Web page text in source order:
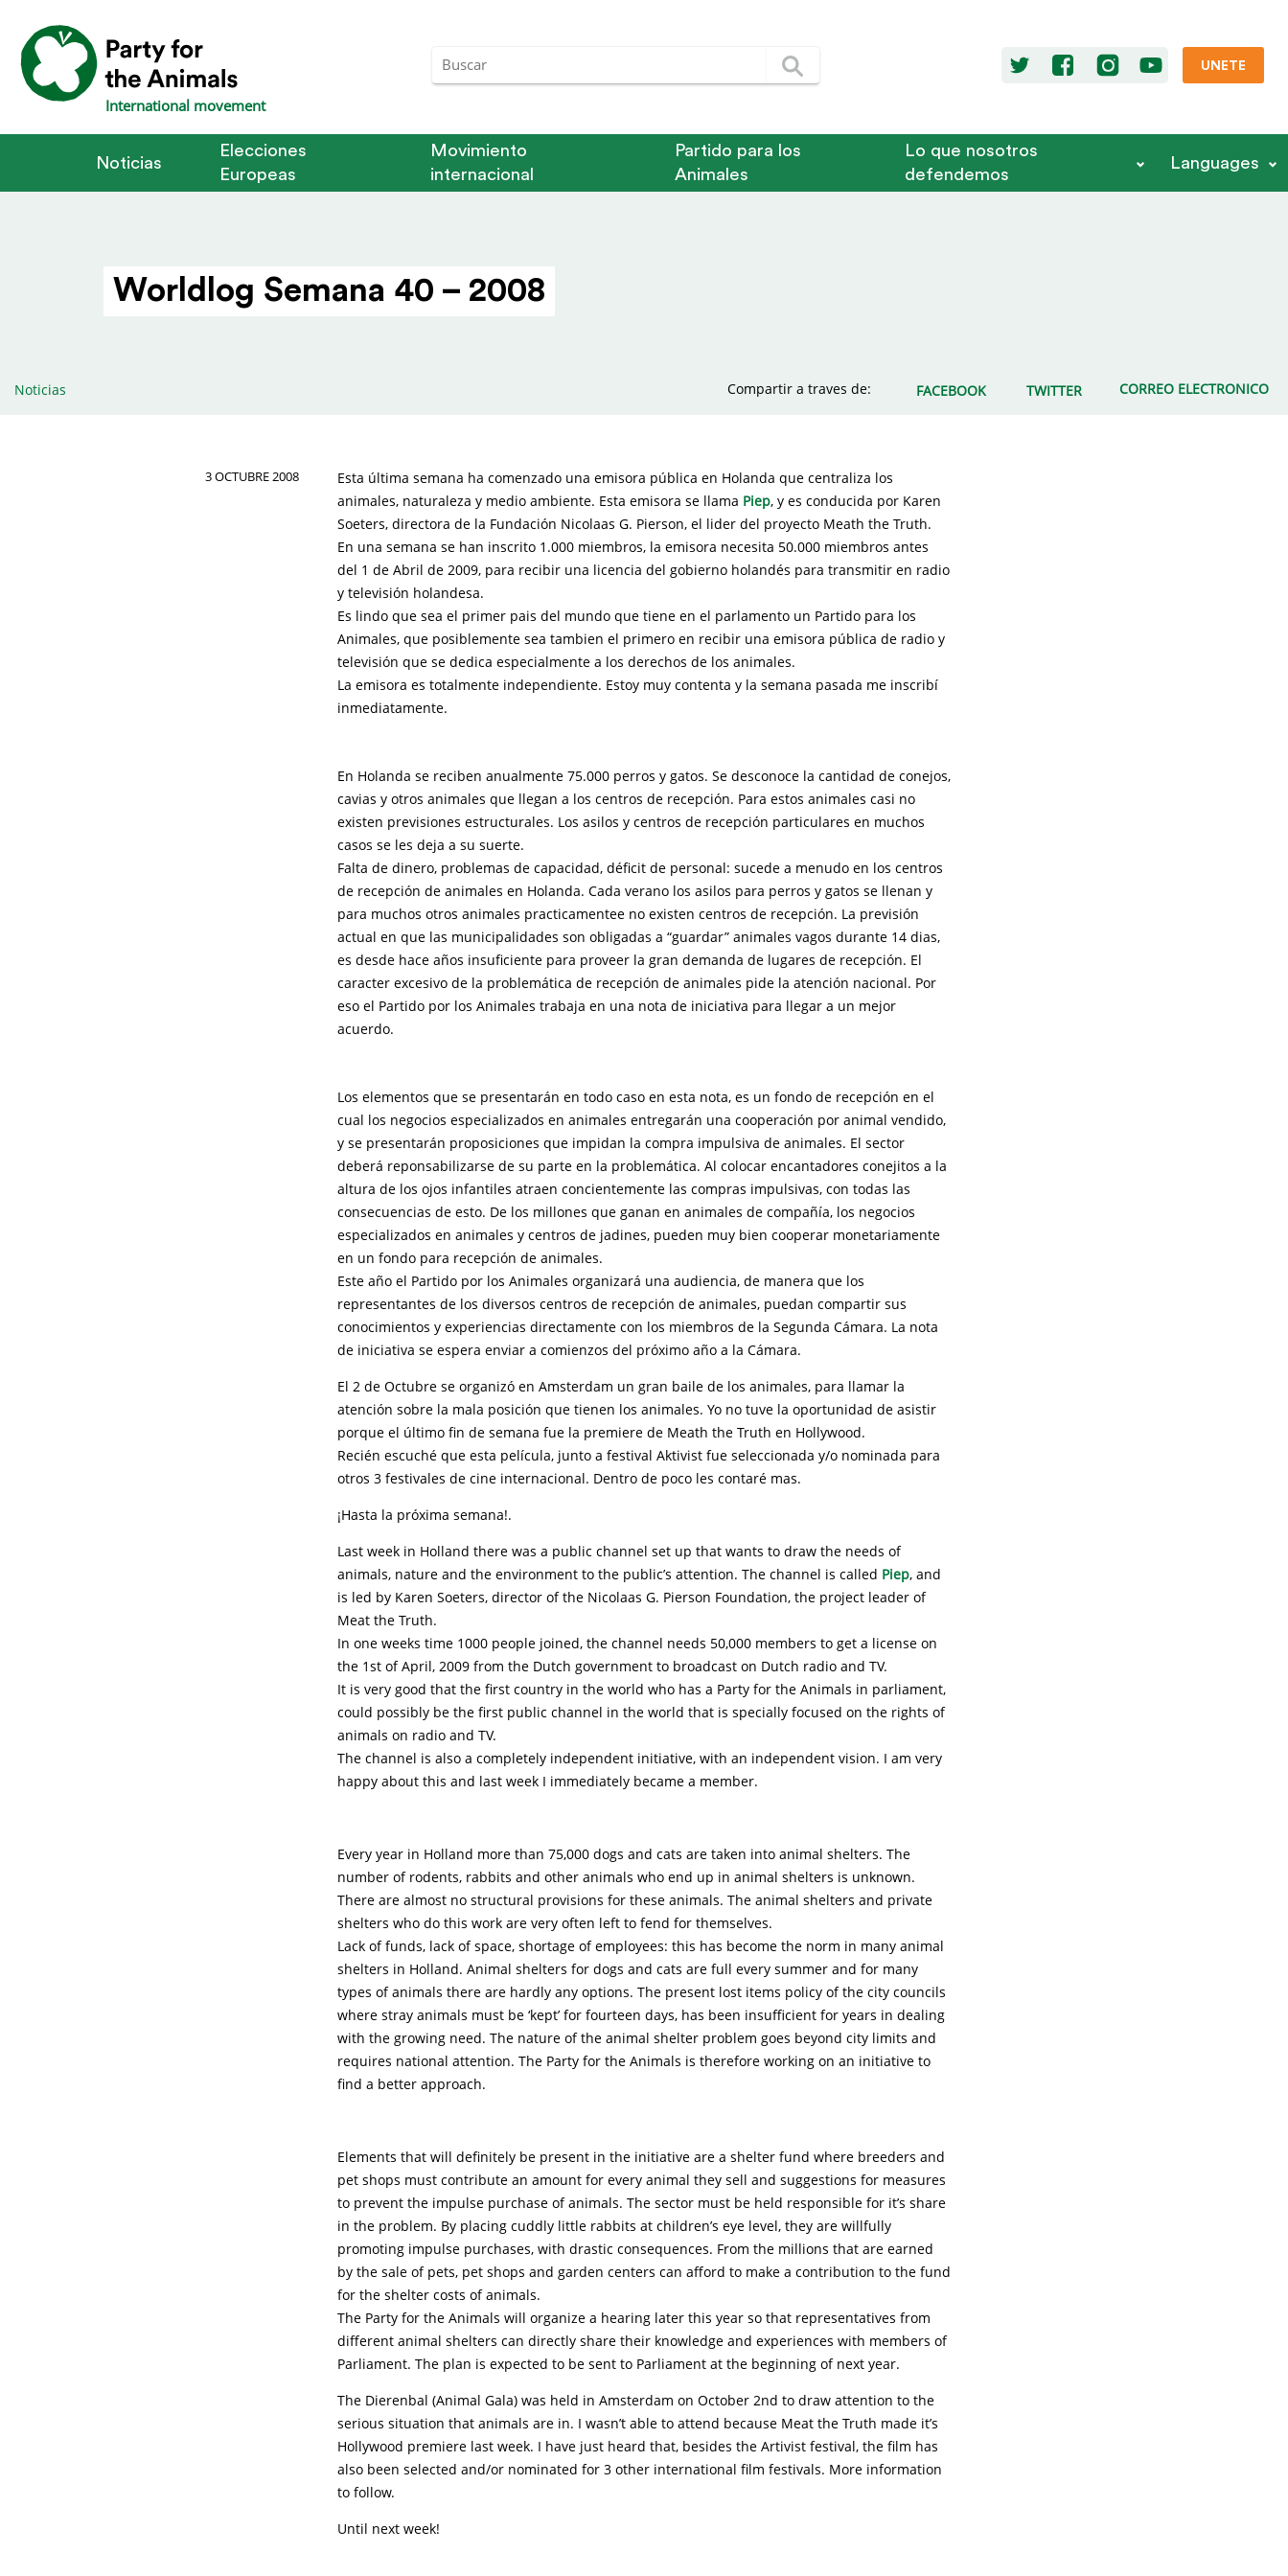
International movement
UNETE
Noticias
Elecciones
Europeas
Movimiento
internacional
Partido para los
Animales
Lo que nosotros
defendemos
Languages
Worldlog Semana 40 – 2008
Noticias Compartir a traves de: FACEBOOK TWITTER CORREO ELECTRONICO
3 OCTUBRE 2008
Esta última semana ha comenzado una emisora pública en Holanda que centraliza los
animales, naturaleza y medio ambiente. Esta emisora se llama Piep, y es conducida por Karen
Soeters, directora de la Fundación Nicolaas G. Pierson, el lider del proyecto Meath the Truth.
En una semana se han inscrito 1.000 miembros, la emisora necesita 50.000 miembros antes
del 1 de Abril de 2009, para recibir una licencia del gobierno holandés para transmitir en radio
y televisión holandesa.
Es lindo que sea el primer pais del mundo que tiene en el parlamento un Partido para los
Animales, que posiblemente sea tambien el primero en recibir una emisora pública de radio y
televisión que se dedica especialmente a los derechos de los animales.
La emisora es totalmente independiente. Estoy muy contenta y la semana pasada me inscribí
inmediatamente.
En Holanda se reciben anualmente 75.000 perros y gatos. Se desconoce la cantidad de conejos,
cavias y otros animales que llegan a los centros de recepción. Para estos animales casi no
existen previsiones estructurales. Los asilos y centros de recepción particulares en muchos
casos se les deja a su suerte.
Falta de dinero, problemas de capacidad, déficit de personal: sucede a menudo en los centros
de recepción de animales en Holanda. Cada verano los asilos para perros y gatos se llenan y
para muchos otros animales practicamentee no existen centros de recepción. La previsión
actual en que las municipalidades son obligadas a “guardar” animales vagos durante 14 dias,
es desde hace años insuficiente para proveer la gran demanda de lugares de recepción. El
caracter excesivo de la problemática de recepción de animales pide la atención nacional. Por
eso el Partido por los Animales trabaja en una nota de iniciativa para llegar a un mejor
acuerdo.
Los elementos que se presentarán en todo caso en esta nota, es un fondo de recepción en el
cual los negocios especializados en animales entregarán una cooperación por animal vendido,
y se presentarán proposiciones que impidan la compra impulsiva de animales. El sector
deberá reponsabilizarse de su parte en la problemática. Al colocar encantadores conejitos a la
altura de los ojos infantiles atraen concientemente las compras impulsivas, con todas las
consecuencias de esto. De los millones que ganan en animales de compañía, los negocios
especializados en animales y centros de jadines, pueden muy bien cooperar monetariamente
en un fondo para recepción de animales.
Este año el Partido por los Animales organizará una audiencia, de manera que los
representantes de los diversos centros de recepción de animales, puedan compartir sus
conocimientos y experiencias directamente con los miembros de la Segunda Cámara. La nota
de iniciativa se espera enviar a comienzos del próximo año a la Cámara.
El 2 de Octubre se organizó en Amsterdam un gran baile de los animales, para llamar la
atención sobre la mala posición que tienen los animales. Yo no tuve la oportunidad de asistir
porque el último fin de semana fue la premiere de Meath the Truth en Hollywood.
Recién escuché que esta película, junto a festival Aktivist fue seleccionada y/o nominada para
otros 3 festivales de cine internacional. Dentro de poco les contaré mas.
¡Hasta la próxima semana!.
Last week in Holland there was a public channel set up that wants to draw the needs of
animals, nature and the environment to the public’s attention. The channel is called Piep, and
is led by Karen Soeters, director of the Nicolaas G. Pierson Foundation, the project leader of
Meat the Truth.
In one weeks time 1000 people joined, the channel needs 50,000 members to get a license on
the 1st of April, 2009 from the Dutch government to broadcast on Dutch radio and TV.
It is very good that the first country in the world who has a Party for the Animals in parliament,
could possibly be the first public channel in the world that is specially focused on the rights of
animals on radio and TV.
The channel is also a completely independent initiative, with an independent vision. I am very
happy about this and last week I immediately became a member.
Every year in Holland more than 75,000 dogs and cats are taken into animal shelters. The
number of rodents, rabbits and other animals who end up in animal shelters is unknown.
There are almost no structural provisions for these animals. The animal shelters and private
shelters who do this work are very often left to fend for themselves.
Lack of funds, lack of space, shortage of employees: this has become the norm in many animal
shelters in Holland. Animal shelters for dogs and cats are full every summer and for many
types of animals there are hardly any options. The present lost items policy of the city councils
where stray animals must be ‘kept’ for fourteen days, has been insufficient for years in dealing
with the growing need. The nature of the animal shelter problem goes beyond city limits and
requires national attention. The Party for the Animals is therefore working on an initiative to
find a better approach.
Elements that will definitely be present in the initiative are a shelter fund where breeders and
pet shops must contribute an amount for every animal they sell and suggestions for measures
to prevent the impulse purchase of animals. The sector must be held responsible for it’s share
in the problem. By placing cuddly little rabbits at children’s eye level, they are willfully
promoting impulse purchases, with drastic consequences. From the millions that are earned
by the sale of pets, pet shops and garden centers can afford to make a contribution to the fund
for the shelter costs of animals.
The Party for the Animals will organize a hearing later this year so that representatives from
different animal shelters can directly share their knowledge and experiences with members of
Parliament. The plan is expected to be sent to Parliament at the beginning of next year.
The Dierenbal (Animal Gala) was held in Amsterdam on October 2nd to draw attention to the
serious situation that animals are in. I wasn’t able to attend because Meat the Truth made it’s
Hollywood premiere last week. I have just heard that, besides the Artivist festival, the film has
also been selected and/or nominated for 3 other international film festivals. More information
to follow.
Until next week!